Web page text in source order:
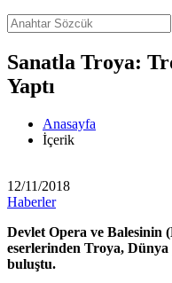
Sanatla Troya:
Yaptı
Anasayfa
İçerik
12/11/2018
Haberler
Devlet Opera ve Balesinin
eserlerinden Troya,
buluştu.